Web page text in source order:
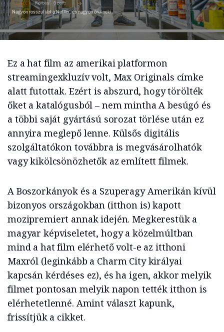
ÜZLET Forbes 3 perc
Nagyon rosszul járt a Netflix, és nagyon örül neki
Ez a hat film az amerikai platformon
streamingexkluzív volt, Max Originals címke
alatt futottak. Ezért is abszurd, hogy törölték
őket a katalógusból – nem mintha A besúgó és
a többi saját gyártású sorozat törlése után ez
annyira meglepő lenne. Külsős digitális
szolgáltatókon továbbra is megvásárolhatók
vagy kikölcsönözhetők az említett filmek.
A Boszorkányok és a Szuperagy Amerikán kívül
bizonyos országokban (itthon is) kapott
mozipremiert annak idején. Megkerestük a
magyar képviseletet, hogy a közelmúltban
mind a hat film elérhető volt-e az itthoni
Maxról (leginkább a Charm City királyai
kapcsán kérdéses ez), és ha igen, akkor melyik
filmet pontosan melyik napon tették itthon is
elérhetetlenné. Amint választ kapunk,
frissítjük a cikket.